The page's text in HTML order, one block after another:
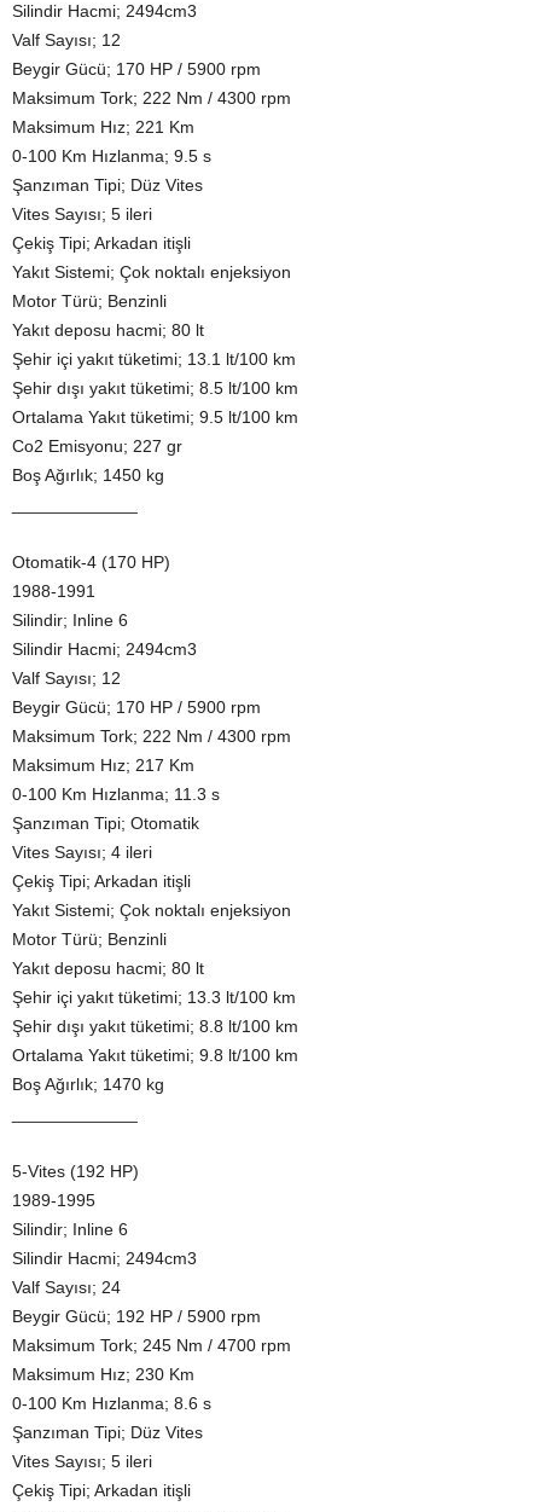
Silindir Hacmi; 2494cm3
Valf Sayısı; 12
Beygir Gücü; 170 HP / 5900 rpm
Maksimum Tork; 222 Nm / 4300 rpm
Maksimum Hız; 221 Km
0-100 Km Hızlanma; 9.5 s
Şanzıman Tipi; Düz Vites
Vites Sayısı; 5 ileri
Çekiş Tipi; Arkadan itişli
Yakıt Sistemi; Çok noktalı enjeksiyon
Motor Türü; Benzinli
Yakıt deposu hacmi; 80 lt
Şehir içi yakıt tüketimi; 13.1 lt/100 km
Şehir dışı yakıt tüketimi; 8.5 lt/100 km
Ortalama Yakıt tüketimi; 9.5 lt/100 km
Co2 Emisyonu; 227 gr
Boş Ağırlık; 1450 kg
Otomatik-4 (170 HP)
1988-1991
Silindir; Inline 6
Silindir Hacmi; 2494cm3
Valf Sayısı; 12
Beygir Gücü; 170 HP / 5900 rpm
Maksimum Tork; 222 Nm / 4300 rpm
Maksimum Hız; 217 Km
0-100 Km Hızlanma; 11.3 s
Şanzıman Tipi; Otomatik
Vites Sayısı; 4 ileri
Çekiş Tipi; Arkadan itişli
Yakıt Sistemi; Çok noktalı enjeksiyon
Motor Türü; Benzinli
Yakıt deposu hacmi; 80 lt
Şehir içi yakıt tüketimi; 13.3 lt/100 km
Şehir dışı yakıt tüketimi; 8.8 lt/100 km
Ortalama Yakıt tüketimi; 9.8 lt/100 km
Boş Ağırlık; 1470 kg
5-Vites (192 HP)
1989-1995
Silindir; Inline 6
Silindir Hacmi; 2494cm3
Valf Sayısı; 24
Beygir Gücü; 192 HP / 5900 rpm
Maksimum Tork; 245 Nm / 4700 rpm
Maksimum Hız; 230 Km
0-100 Km Hızlanma; 8.6 s
Şanzıman Tipi; Düz Vites
Vites Sayısı; 5 ileri
Çekiş Tipi; Arkadan itişli